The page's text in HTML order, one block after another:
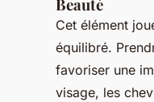
Beauté
Cet élément
équilibré.
favoriser une
visage, les